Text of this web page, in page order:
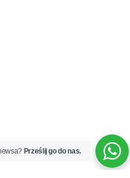
Prześlij go do nas.